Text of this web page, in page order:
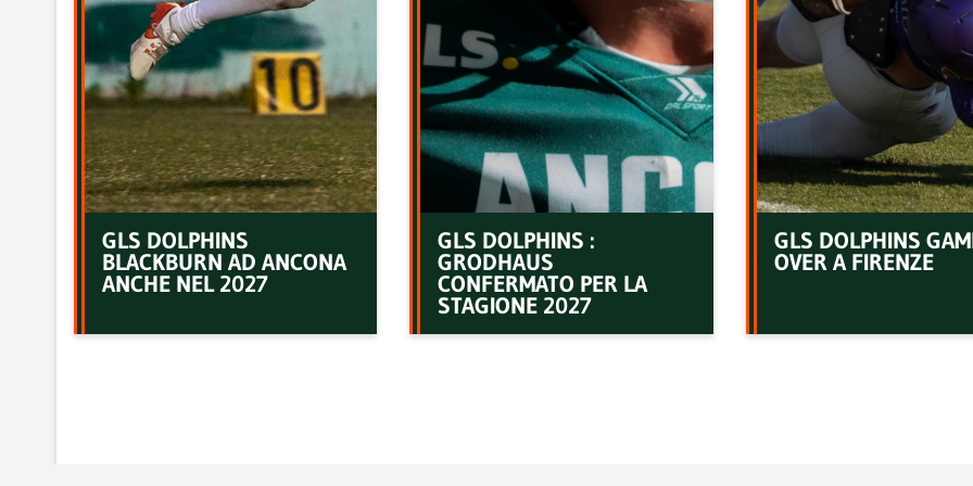
GLS DOLPHINS
BLACKBURN AD ANCONA
ANCHE NEL 2027
GLS DOLPHINS :
GRODHAUS
CONFERMATO PER LA
STAGIONE 2027
GLS DOLPHINS
OVER A FIRENZE